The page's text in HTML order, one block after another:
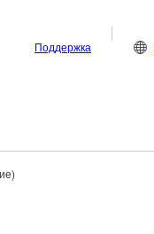
Поддержка